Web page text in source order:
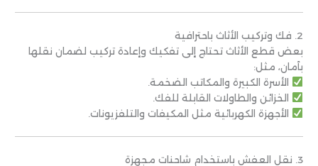
2. فك وتركيب الأثاث باحترافية
بعض قطع الأثاث تحتاج إلى تفكيك وإعادة تركيب لضمان نقلها
بأمان، مثل:
الأسرة الكبيرة والمكاتب الضخمة.
الخزائن والطاولات القابلة للفك.
الأجهزة الكهربائية مثل المكيفات والتلفزيونات.
3. نقل العفش باستخدام شاحنات مجهزة